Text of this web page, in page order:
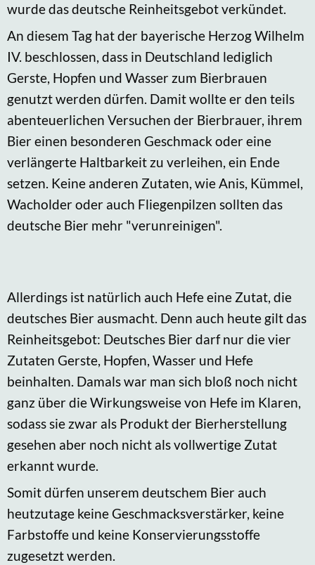
wurde das deutsche Reinheitsgebot verkündet.
An diesem Tag hat der bayerische Herzog Wilhelm
IV. beschlossen, dass in Deutschland lediglich
Gerste, Hopfen und Wasser zum Bierbrauen
genutzt werden dürfen. Damit wollte er den teils
abenteuerlichen Versuchen der Bierbrauer, ihrem
Bier einen besonderen Geschmack oder eine
verlängerte Haltbarkeit zu verleihen, ein Ende
setzen. Keine anderen Zutaten, wie Anis, Kümmel,
Wacholder oder auch Fliegenpilzen sollten das
deutsche Bier mehr "verunreinigen".
Allerdings ist natürlich auch Hefe eine Zutat, die
deutsches Bier ausmacht. Denn auch heute gilt das
Reinheitsgebot: Deutsches Bier darf nur die vier
Zutaten Gerste, Hopfen, Wasser und Hefe
beinhalten. Damals war man sich bloß noch nicht
ganz über die Wirkungsweise von Hefe im Klaren,
sodass sie zwar als Produkt der Bierherstellung
gesehen aber noch nicht als vollwertige Zutat
erkannt wurde.
Somit dürfen unserem deutschem Bier auch
heutzutage keine Geschmacksverstärker, keine
Farbstoffe und keine Konservierungsstoffe
zugesetzt werden.